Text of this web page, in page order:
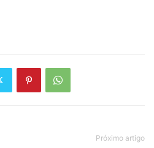
Próximo artigo